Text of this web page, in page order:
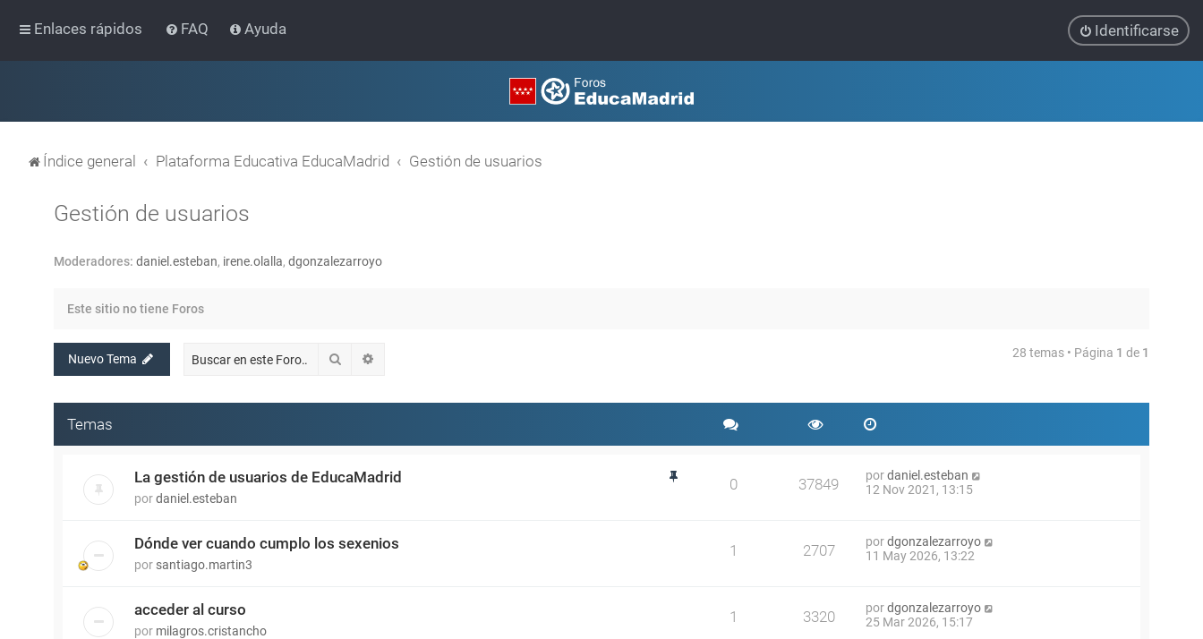
Enlaces rápidos FAQ Ayuda Identificarse
Índice general Plataforma Educativa EducaMadrid Gestión de usuarios
Gestión de usuarios
Moderadores: daniel.esteban, irene.olalla, dgonzalezarroyo
Este sitio no tiene Foros
Nuevo Tema Buscar 28 temas • Página 1 de 1
Temas
La gestión de usuarios de EducaMadrid
pordaniel.esteban
0 37849 pordaniel.esteban
12 Nov 2021, 13:15
Dónde ver cuando cumplo los sexenios
por santiago.martin3
1 2707 pordgonzalezarroyo
11 May 2026, 13:22
acceder al curso
por milagros.cristancho
1 3320 pordgonzalezarroyo
25 Mar 2026, 15:17